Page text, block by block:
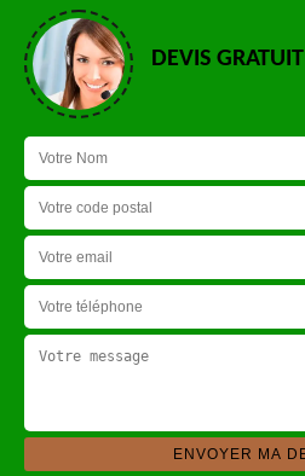
DEVIS GRATUIT